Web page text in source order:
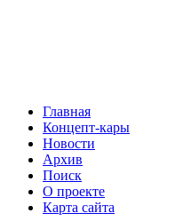
Главная
Концепт-кары
Новости
Архив
Поиск
О проекте
Карта сайта